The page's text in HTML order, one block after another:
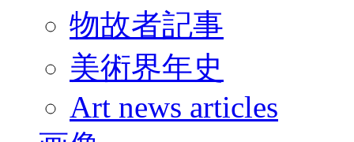
物故者記事
美術界年史
Art news articles